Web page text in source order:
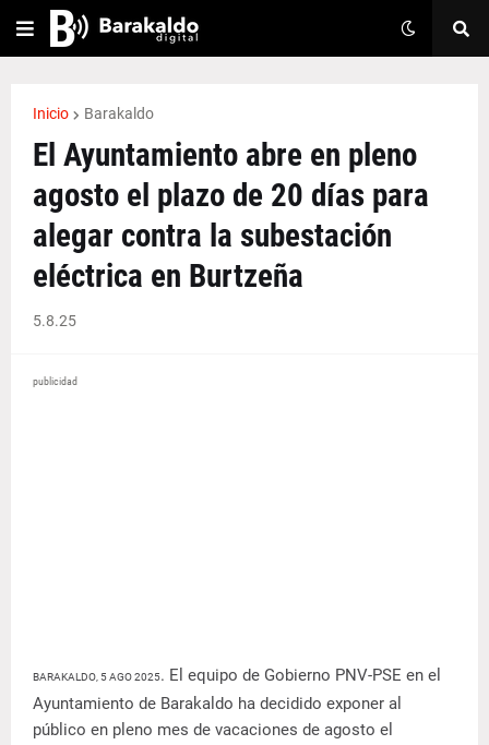
Inicio Barakaldo
El Ayuntamiento abre en pleno
agosto el plazo de 20 días para
alegar contra la subestación
eléctrica en Burtzeña
5.8.25
publicidad
BARAKALDO, 5 AGO 2025. El equipo de Gobierno PNV-PSE en el
Ayuntamiento de Barakaldo ha decidido exponer al
público en pleno mes de vacaciones de agosto el